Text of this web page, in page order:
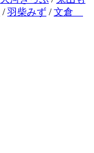
/羽柴みず /文倉